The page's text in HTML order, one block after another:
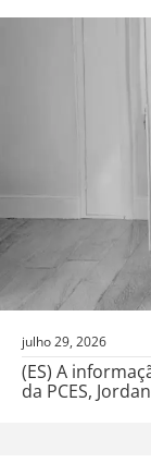
julho 29, 2026
(ES) A
da PCES,